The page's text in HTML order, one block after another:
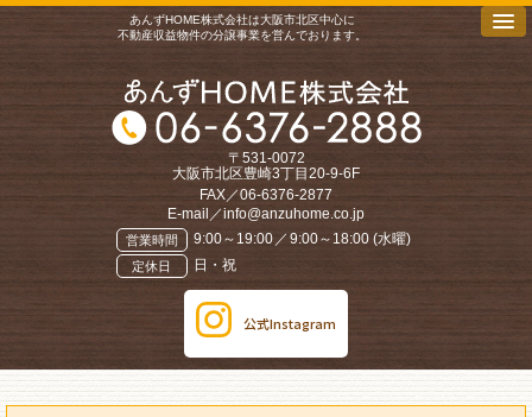
あんずHOME株式会社は大阪市北区中心に
不動産収益物件の分譲事業を営んでおります。
〒531-0072
大阪市北区豊崎3丁目20-9-6F
FAX／06-6376-2877
E-mail／info@anzuhome.co.jp
営業時間 9:00～19:00 ／ 9:00～18:00 (水曜)
定休日 日・祝
公式Instagram